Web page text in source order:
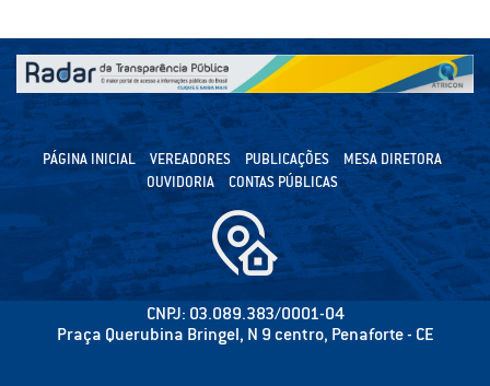
PÁGINA INICIAL VEREADORES PUBLICAÇÕES
MESA DIRETORA
OUVIDORIA
CONTAS PÚBLICAS
CNPJ: 03.089.383/0001-04
Praça Querubina Bringel, N 9 centro, Penaforte - CE